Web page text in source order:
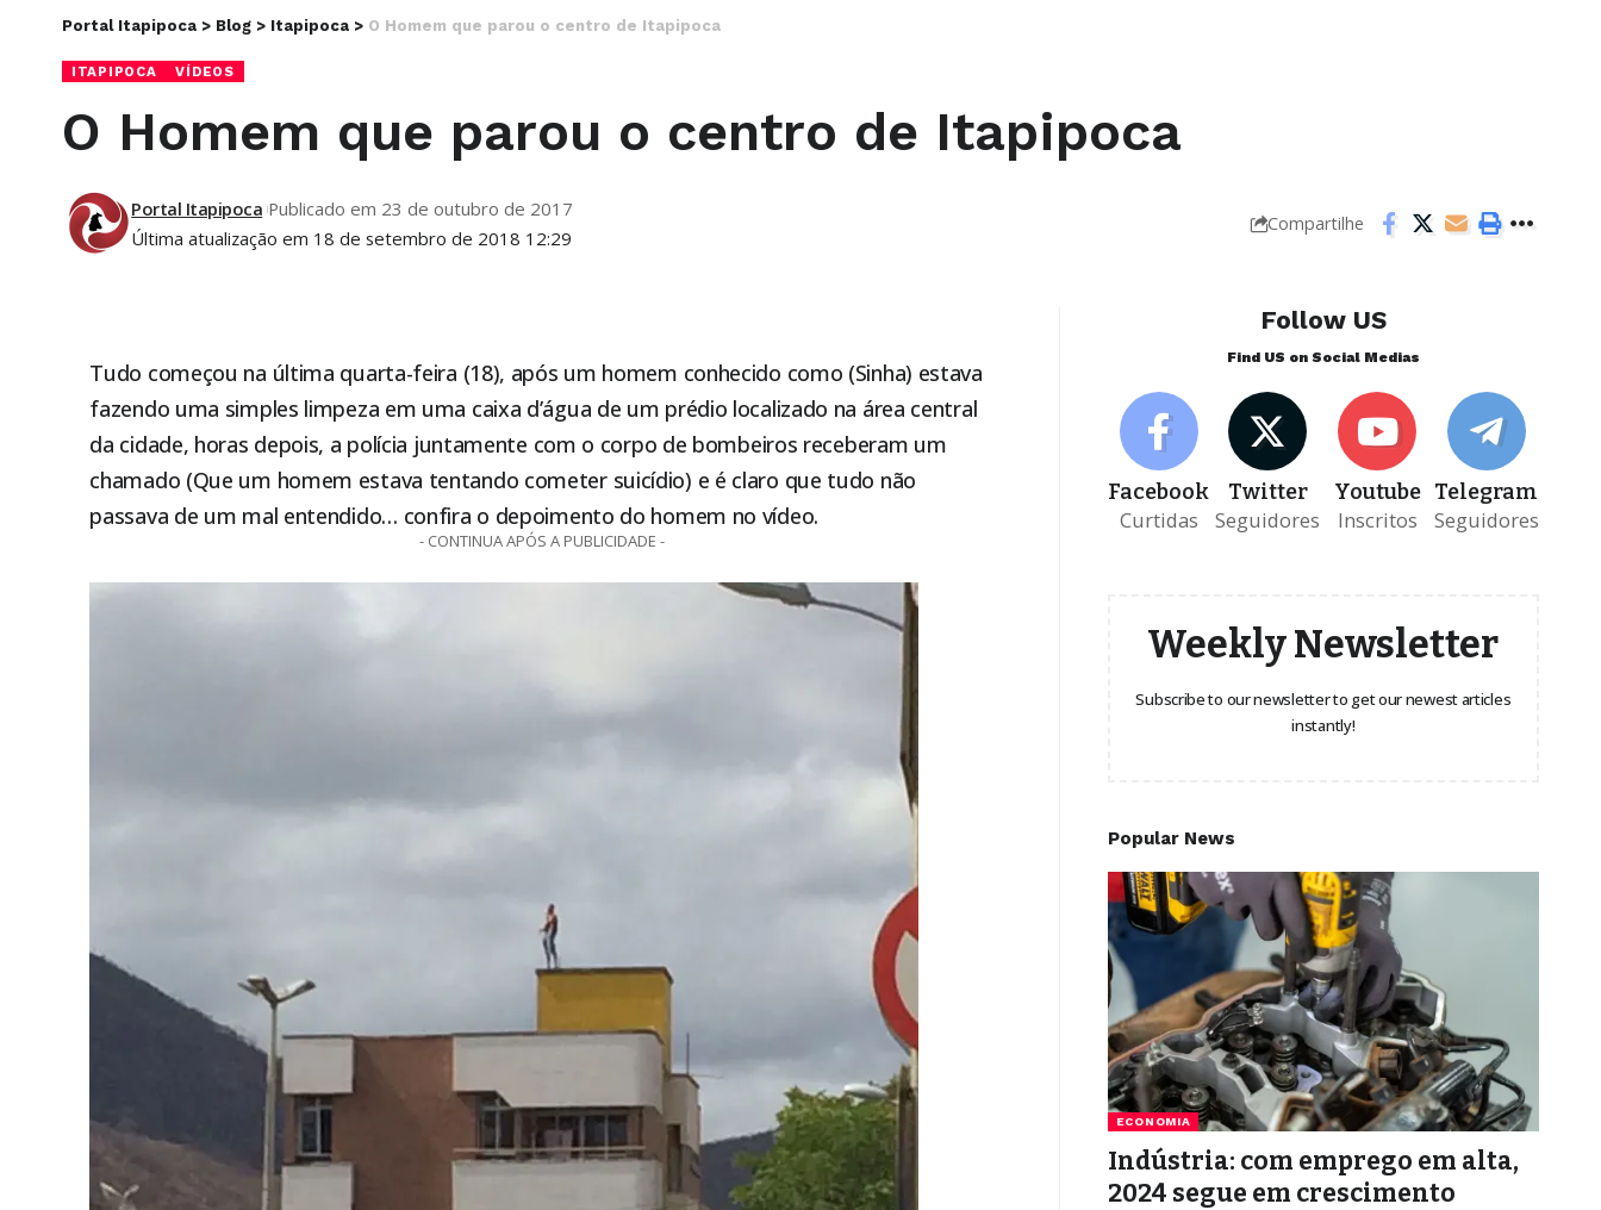
Portal Itapipoca > Blog > Itapipoca > O Homem que parou o centro de Itapipoca
ITAPIPOCA VÍDEOS
O Homem que parou o centro de Itapipoca
Última atualização em 18 de setembro de 2018 12:29
Portal Itapipoca Publicado em 23 de outubro de 2017
Compartilhe
Tudo começou na última quarta-feira (18), após um homem conhecido como (Sinha) estava
fazendo uma simples limpeza em uma caixa d’água de um prédio localizado na área central
da cidade, horas depois, a polícia juntamente com o corpo de bombeiros receberam um
chamado (Que um homem estava tentando cometer suicídio) e é claro que tudo não
passava de um mal entendido… confira o depoimento do homem no vídeo.
- CONTINUA APÓS A PUBLICIDADE -
Follow US
Find US on Social Medias
Facebook
Curtidas
Twitter
Seguidores
Youtube
Inscritos
Telegram
Seguidores
Weekly Newsletter
Subscribe to our newsletter to get our newest articles
instantly!
Popular News
ECONOMIA
Indústria: com emprego em alta,
2024 segue em crescimento